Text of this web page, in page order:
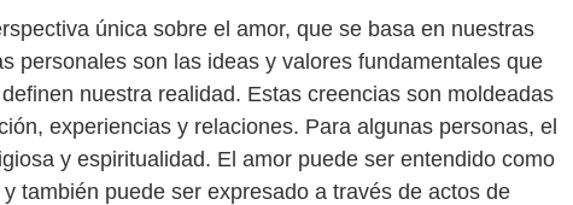
única sobre el amor, que se basa en nuestras
personales son las ideas y valores fundamentales que
nuestra realidad. Estas creencias son moldeadas
experiencias y relaciones. Para algunas personas, el
y espiritualidad. El amor puede ser entendido como
también puede ser expresado a través de actos de